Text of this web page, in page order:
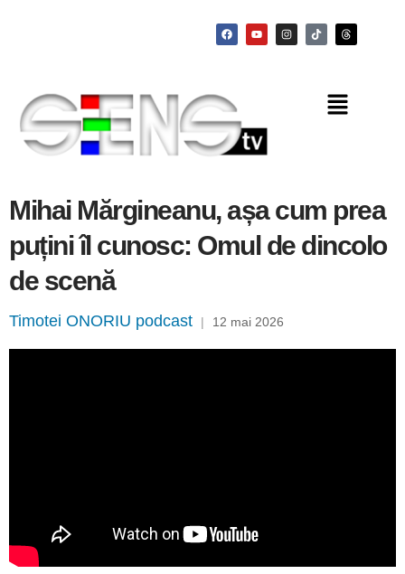
Mihai Mărgineanu, așa cum prea
puțini îl cunosc: Omul de dincolo
de scenă
Timotei ONORIU podcast | 12 mai 2026